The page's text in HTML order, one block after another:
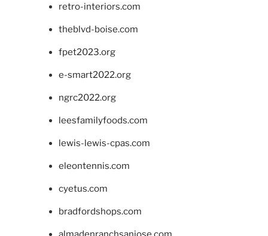
retro-interiors.com
theblvd-boise.com
fpet2023.org
e-smart2022.org
ngrc2022.org
leesfamilyfoods.com
lewis-lewis-cpas.com
eleontennis.com
cyetus.com
bradfordshops.com